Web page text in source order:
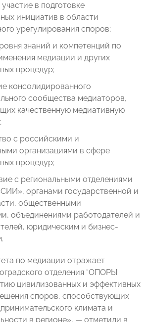
в подготовке
инициатив в области
урегулирования споров;
знаний и компетенций по
медиации и других
процедур;
консолидированного
сообщества медиаторов,
качественную медиативную
с российскими и
организациями в сфере
процедур;
с региональными отделениями
органами государственной и
общественными
объединениями работодателей и
юридическим и бизнес-
по медиации отражает
отделения “ОПОРЫ
цивилизованных и эффективных
споров, способствующих
климата и
в регионе», — отметили в